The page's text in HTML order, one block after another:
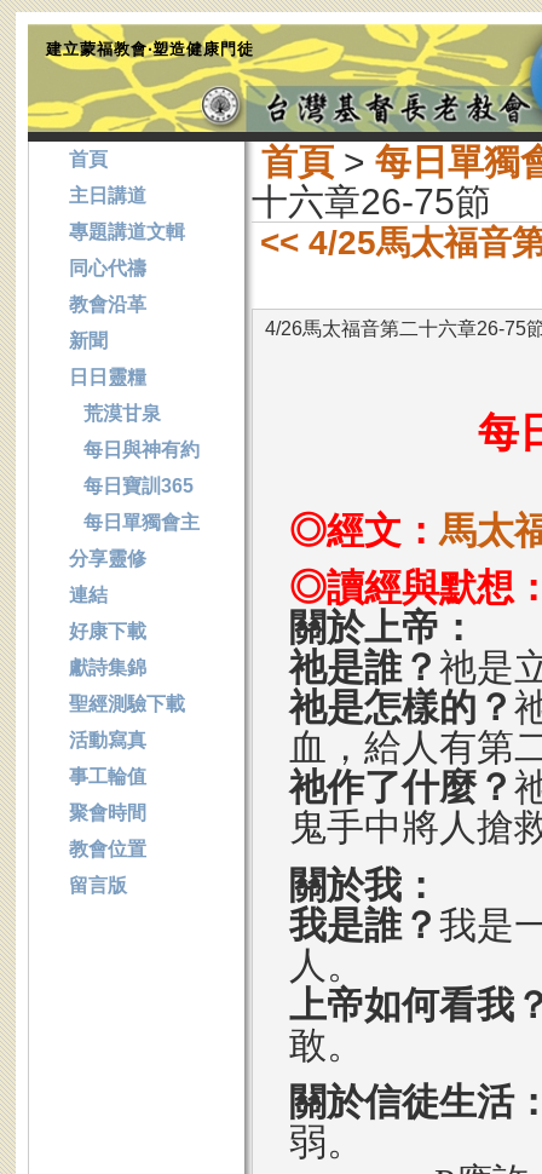
建立蒙福教會‧塑造健康門徒
首頁> 每日單獨
十六章26-75節
<< 4/25馬太福音
4/26馬太福音第二十六章26-75
每
◎經文：馬太
◎讀經與默想
關於上帝：
祂是誰？ 祂是
祂是怎樣的？
血，給人有第
祂作了什麼？
鬼手中將人
關於我：
我是誰？ 我是
人。
上帝如何看我
敢。
關於信徒生活
弱。
首頁
主日講道
專題講道文輯
同心代禱
教會沿革
新聞
日日靈糧
荒漠甘泉
每日與神有約
每日寶訓365
每日單獨會主
分享靈修
連結
好康下載
獻詩集錦
聖經測驗下載
活動寫真
事工輪值
聚會時間
教會位置
留言版